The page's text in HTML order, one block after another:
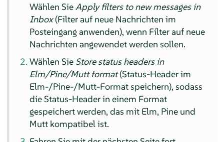
Wählen Sie Apply filters to new messages in
Inbox(Filter auf neue Nachrichten im
Posteingang anwenden), wenn Filter auf neue
Nachrichten angewendet werden sollen.
Wählen Sie Store status headers in
Elm/Pine/Mutt format(Status-Header im
Elm-/Pine-/Mutt-Format speichern), sodass
die Status-Header in einem Format
gespeichert werden, das mit Elm, Pine und
Mutt kompatibel ist.